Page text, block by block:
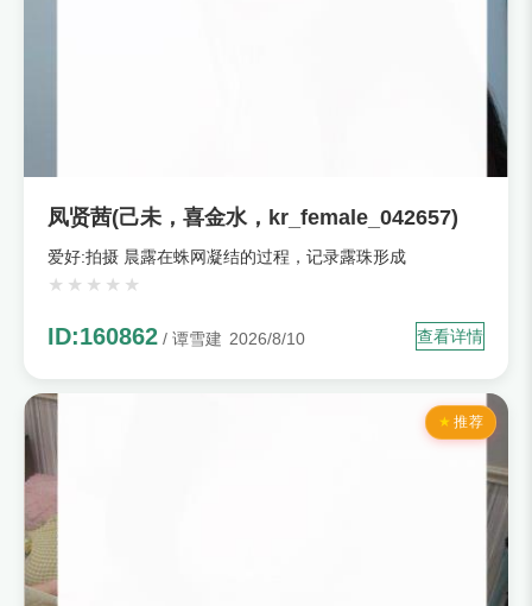
凤贤茜(己未，喜金水，kr_female_042657)
爱好:拍摄 晨露在蛛网凝结的过程，记录露珠形成
ID:160862 / 谭雪建 2026/8/10 查看详情
推荐